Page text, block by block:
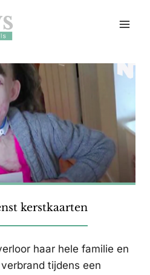
kerstkaarten
haar hele familie en
tijdens een